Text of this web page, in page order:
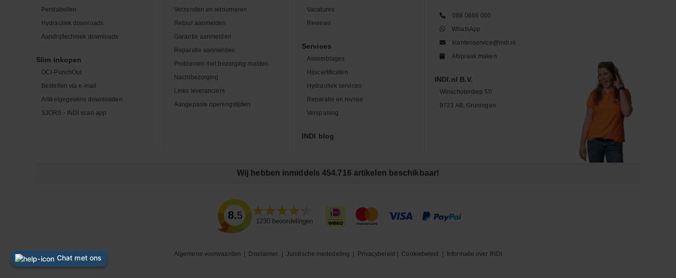
Perstabellen
Hydrauliek downloads
Aandrijftechniek downloads
Slim inkopen
OCI-PunchOut
Bestellen via e-mail
Artikelgegevens downloaden
SJORS - INDI scan app
Verzenden en retourneren
Retour aanmelden
Garantie aanmelden
Reparatie aanmelden
Problemen met bezorging melden
Nachtbezorging
Links leveranciers
Aangepaste openingstijden
Vacatures
Reviews
Services
Assemblages
Hijscertificaten
Hydrauliek services
Reparatie en revisie
Verspaning
INDI blog
088 0666 000
WhatsApp
klantenservice@indi.nl
Afspraak maken
INDI.nl B.V.
Winschoterdiep 50
9723 AB, Groningen
Wij hebben inmiddels 454.716 artikelen beschikbaar!
8.5
1230beoordelingen
Algemene voorwaarden Disclaimer Juridische mededeling Privacybeleid Cookiebeleid Informatie over INDI